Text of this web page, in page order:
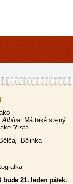
Albína. Má také stejný
"čistá".
Bělinka
bude 21. leden pátek.